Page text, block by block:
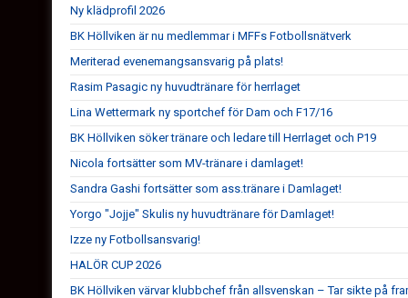
Ny klädprofil 2026
BK Höllviken är nu medlemmar i MFFs Fotbollsnätverk
Meriterad evenemangsansvarig på plats!
Rasim Pasagic ny huvudtränare för herrlaget
Lina Wettermark ny sportchef för Dam och F17/16
BK Höllviken söker tränare och ledare till Herrlaget och P19
Nicola fortsätter som MV-tränare i damlaget!
Sandra Gashi fortsätter som ass.tränare i Damlaget!
Yorgo "Jojje" Skulis ny huvudtränare för Damlaget!
Izze ny Fotbollsansvarig!
HALÖR CUP 2026
BK Höllviken värvar klubbchef från allsvenskan – Tar sikte på